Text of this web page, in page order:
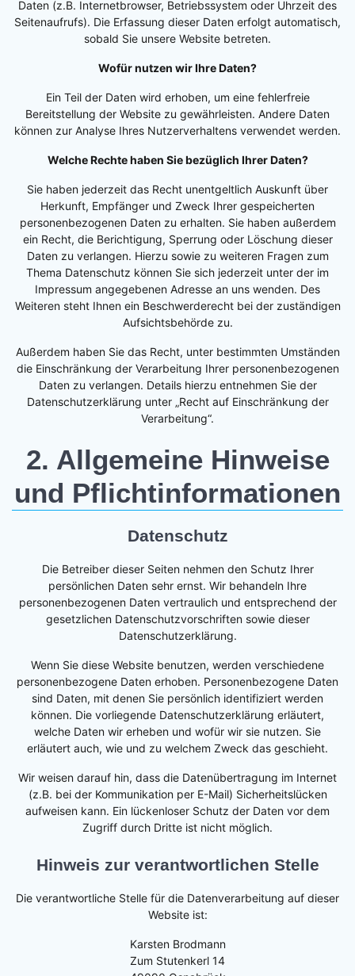
Daten (z.B. Internetbrowser, Betriebssystem oder Uhrzeit des
Seitenaufrufs). Die Erfassung dieser Daten erfolgt automatisch,
sobald Sie unsere Website betreten.
Wofür nutzen wir Ihre Daten?
Ein Teil der Daten wird erhoben, um eine fehlerfreie
Bereitstellung der Website zu gewährleisten. Andere Daten
können zur Analyse Ihres Nutzerverhaltens verwendet werden.
Welche Rechte haben Sie bezüglich Ihrer Daten?
Sie haben jederzeit das Recht unentgeltlich Auskunft über
Herkunft, Empfänger und Zweck Ihrer gespeicherten
personenbezogenen Daten zu erhalten. Sie haben außerdem
ein Recht, die Berichtigung, Sperrung oder Löschung dieser
Daten zu verlangen. Hierzu sowie zu weiteren Fragen zum
Thema Datenschutz können Sie sich jederzeit unter der im
Impressum angegebenen Adresse an uns wenden. Des
Weiteren steht Ihnen ein Beschwerderecht bei der zuständigen
Aufsichtsbehörde zu.
Außerdem haben Sie das Recht, unter bestimmten Umständen
die Einschränkung der Verarbeitung Ihrer personenbezogenen
Daten zu verlangen. Details hierzu entnehmen Sie der
Datenschutzerklärung unter „Recht auf Einschränkung der
Verarbeitung“.
2. Allgemeine Hinweise
und Pflichtinformationen
Datenschutz
Die Betreiber dieser Seiten nehmen den Schutz Ihrer
persönlichen Daten sehr ernst. Wir behandeln Ihre
personenbezogenen Daten vertraulich und entsprechend der
gesetzlichen Datenschutzvorschriften sowie dieser
Datenschutzerklärung.
Wenn Sie diese Website benutzen, werden verschiedene
personenbezogene Daten erhoben. Personenbezogene Daten
sind Daten, mit denen Sie persönlich identifiziert werden
können. Die vorliegende Datenschutzerklärung erläutert,
welche Daten wir erheben und wofür wir sie nutzen. Sie
erläutert auch, wie und zu welchem Zweck das geschieht.
Wir weisen darauf hin, dass die Datenübertragung im Internet
(z.B. bei der Kommunikation per E-Mail) Sicherheitslücken
aufweisen kann. Ein lückenloser Schutz der Daten vor dem
Zugriff durch Dritte ist nicht möglich.
Hinweis zur verantwortlichen Stelle
Die verantwortliche Stelle für die Datenverarbeitung auf dieser
Website ist:
Karsten Brodmann
Zum Stutenkerl 14